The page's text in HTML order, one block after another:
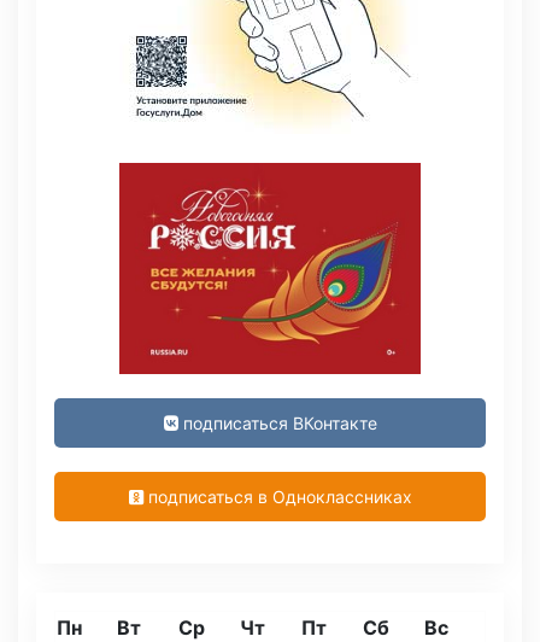
подписаться ВКонтакте
подписаться в Одноклассниках
Пн Вт Ср Чт Пт Сб Вс